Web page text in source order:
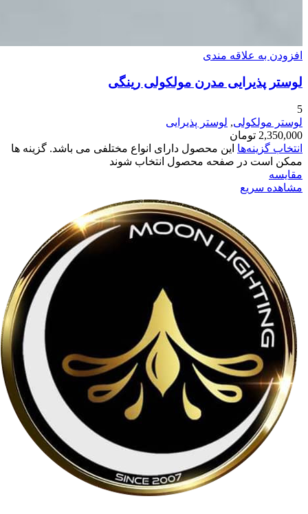
افزودن به علاقه مندی
لوستر پذیرایی مدرن مولکولی رینگی
5
لوستر مولکولی, لوستر پذیرایی
2,350,000 تومان
انتخاب گزینه‌ها این محصول دارای انواع مختلفی می باشد. گزینه ها
ممکن است در صفحه محصول انتخاب شوند
مقایسه
مشاهده سریع